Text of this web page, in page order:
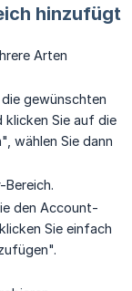
hinzufügt
Arten
gewünschten
klicken Sie auf die
wählen Sie dann
den Account-
Sie einfach